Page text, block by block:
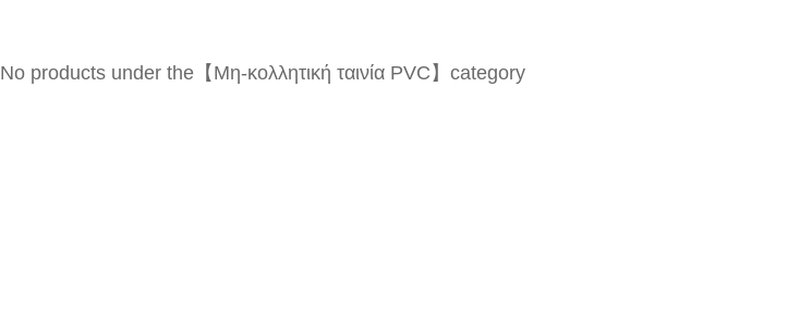
No products under the【Μη-κολλητική ταινία PVC】category